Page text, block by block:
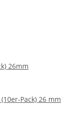
26mm